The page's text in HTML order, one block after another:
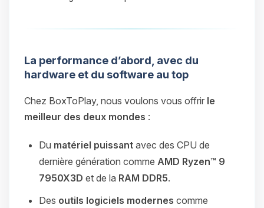
La performance d’abord, avec du
hardware et du software au top
Chez BoxToPlay, nous voulons vous offrir le
meilleur des deux mondes :
Du matériel puissant avec des CPU de
dernière génération comme AMD Ryzen™ 9
7950X3D et de la RAM DDR5.
Des outils logiciels modernes comme